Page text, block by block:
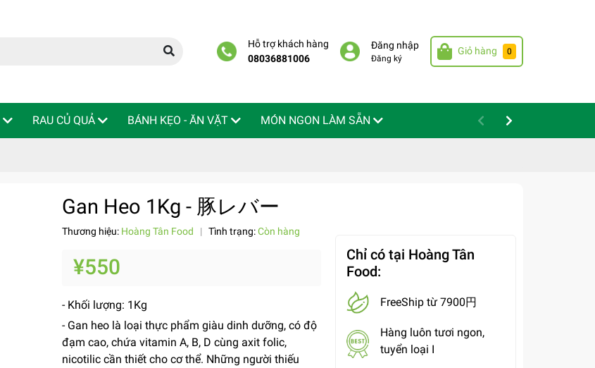
Hỗ trợ khách hàng
08036881006
Đăng nhập
Đăng ký
Giỏ hàng 0
RAU CỦ QUẢ BÁNH KẸO - ĂN VẶT MÓN NGON LÀM SẴN
Gan Heo 1Kg - 豚レバー
Thương hiệu: Hoàng Tân Food | Tình trạng:Còn hàng
¥550
- Khối lượng: 1Kg
- Gan heo là loại thực phẩm giàu dinh dưỡng, có độ
đạm cao, chứa vitamin A, B, D cùng axit folic,
nicotilic cần thiết cho cơ thể. Những người thiếu
Chỉ có tại Hoàng Tân
Food:
FreeShip từ 7900円
Hàng luôn tươi ngon,
tuyển loại I